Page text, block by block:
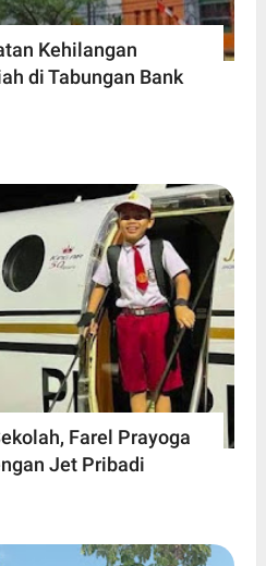
Kehilangan
di Tabungan Bank
Farel Prayoga
Jet Pribadi